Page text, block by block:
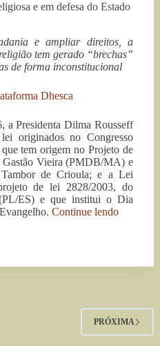
e em defesa do Estado
e ampliar direitos, a
tem gerado “brechas”
de forma inconstitucional
Dhesca
a Presidenta Dilma Rousseff
originados no Congresso
tem origem no Projeto de
Vieira (PMDB/MA) e
de Crioula; e a Lei
de lei 2828/2003, do
ES) e que institui o Dia
Continue lendo“Pelo
do
Estado
Laico”
PRÓXIMA